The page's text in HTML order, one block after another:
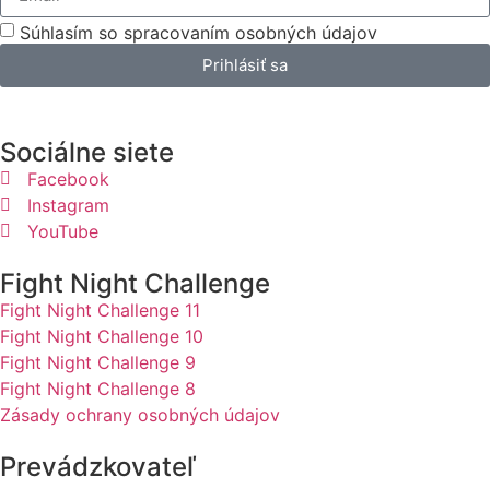
Súhlasím so spracovaním osobných údajov
Prihlásiť sa
Sociálne siete
Facebook
Instagram
YouTube
Fight Night Challenge
Fight Night Challenge 11
Fight Night Challenge 10
Fight Night Challenge 9
Fight Night Challenge 8
Zásady ochrany osobných údajov
Prevádzkovateľ